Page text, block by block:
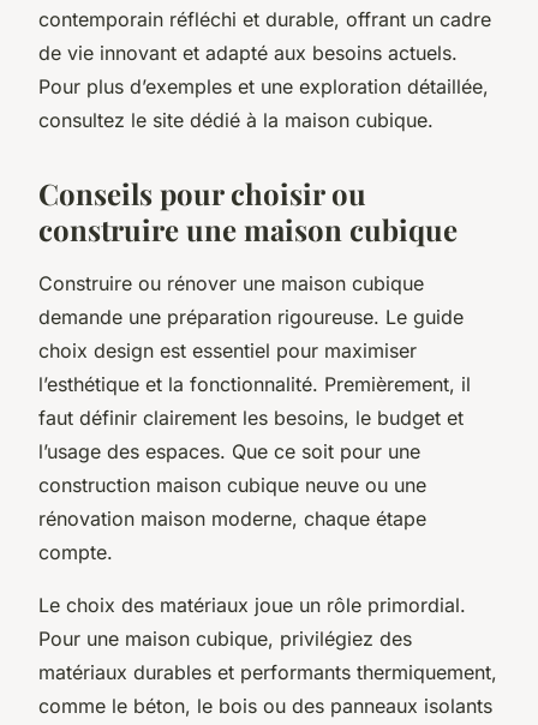
contemporain réfléchi et durable, offrant un cadre
de vie innovant et adapté aux besoins actuels.
Pour plus d’exemples et une exploration détaillée,
consultez le site dédié à la maison cubique.
Conseils pour choisir ou
construire une maison cubique
Construire ou rénover une maison cubique
demande une préparation rigoureuse. Le guide
choix design est essentiel pour maximiser
l’esthétique et la fonctionnalité. Premièrement, il
faut définir clairement les besoins, le budget et
l’usage des espaces. Que ce soit pour une
construction maison cubique neuve ou une
rénovation maison moderne, chaque étape
compte.
Le choix des matériaux joue un rôle primordial.
Pour une maison cubique, privilégiez des
matériaux durables et performants thermiquement,
comme le béton, le bois ou des panneaux isolants